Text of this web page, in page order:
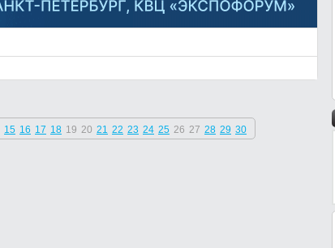
15 16 17 18 19 20 21 22 23 24 25 26 27 28 29 30